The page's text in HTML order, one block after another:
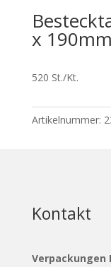
x
520 St./Kt.
Artikelnummer:
Kontakt
Verpackungen